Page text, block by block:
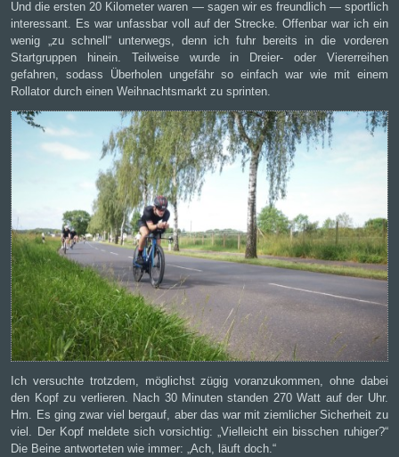
Und die ersten 20 Kilometer waren — sagen wir es freundlich — sportlich
interessant. Es war unfassbar voll auf der Strecke. Offenbar war ich ein
wenig „zu schnell“ unterwegs, denn ich fuhr bereits in die vorderen
Startgruppen hinein. Teilweise wurde in Dreier- oder Viererreihen
gefahren, sodass Überholen ungefähr so einfach war wie mit einem
Rollator durch einen Weihnachtsmarkt zu sprinten.
Ich versuchte trotzdem, möglichst zügig voranzukommen, ohne dabei
den Kopf zu verlieren. Nach 30 Minuten standen 270 Watt auf der Uhr.
Hm. Es ging zwar viel bergauf, aber das war mit ziemlicher Sicherheit zu
viel. Der Kopf meldete sich vorsichtig: „Vielleicht ein bisschen ruhiger?“
Die Beine antworteten wie immer: „Ach, läuft doch.“